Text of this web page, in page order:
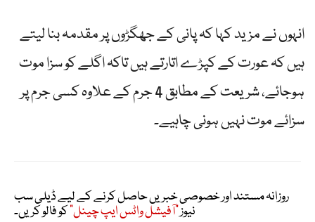
انہوں نے مزید کہا کہ پانی کے جھگڑوں پر مقدمہ بنا لیتے
ہیں کہ عورت کے کپڑے اتارتے ہیں تاکہ اگلے کو سزا موت
ہوجائے، شریعت کے مطابق 4 جرم کے علاوہ کسی جرم پر
سزائے موت نہیں ہونی چاہیے۔
روزانہ مستند اور خصوصی خبریں حاصل کرنے کے لیے ڈیلی سب
نیوز"آفیشل واٹس ایپ چینل"کو فالو کریں۔